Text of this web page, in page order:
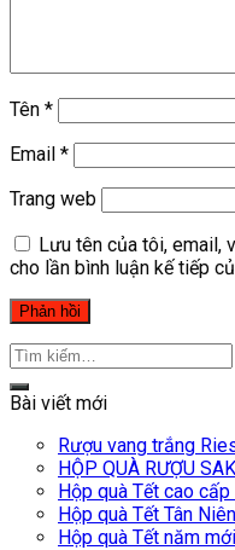
Tên *
Email *
Trang web
Lưu tên của tôi, email,
cho lần bình luận kế tiếp
Bài viết mới
Rượu vang trắng
HỘP QUÀ RƯỢU
Hộp quà Tết cao
Hộp quà Tết Tân
Hộp quà Tết năm